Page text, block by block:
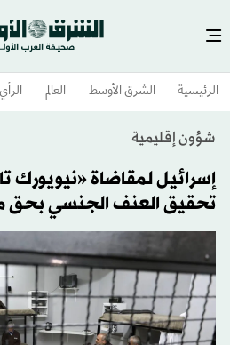
الرئيسية الشرق الأوسط​ العالم الرأي
شؤون إقليمية
إسرائيل لمقاضاة «نيويورك
تحقيق العنف الجنسي بحق